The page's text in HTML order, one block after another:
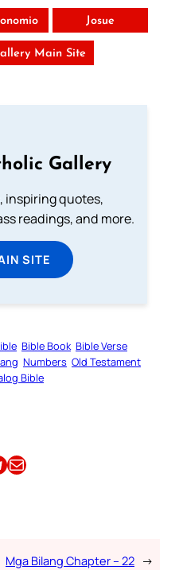
Josue
Main Site
Gallery
inspiring quotes,
readings, and more.
SITE
Bible Book Bible Verse
Numbers Old Testament
Bible
Email this Article
Mga Bilang Chapter – 22 →